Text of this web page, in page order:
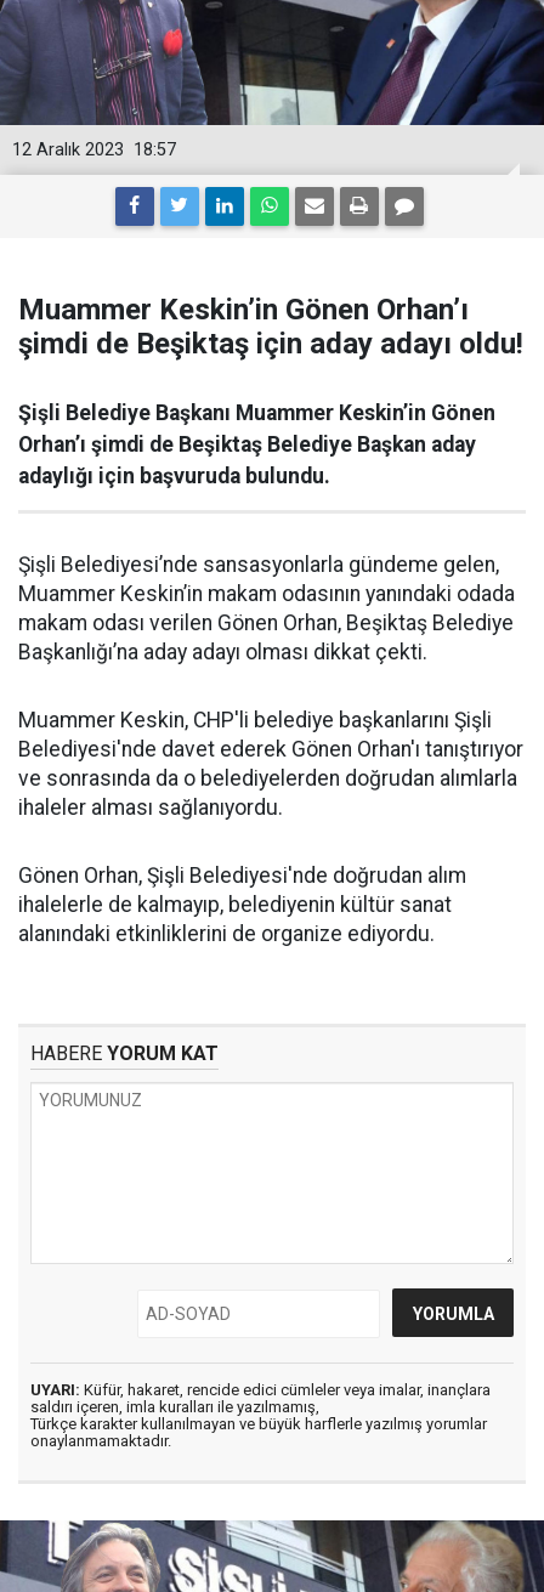
18:57
12 Aralık 2023
Muammer Keskin’in Gönen Orhan’ı
şimdi de Beşiktaş için aday adayı oldu!
Şişli Belediye Başkanı Muammer Keskin’in Gönen
Orhan’ı şimdi de Beşiktaş Belediye Başkan aday
adaylığı için başvuruda bulundu.
Şişli Belediyesi’nde sansasyonlarla gündeme gelen,
Muammer Keskin’in makam odasının yanındaki odada
makam odası verilen Gönen Orhan, Beşiktaş Belediye
Başkanlığı’na aday adayı olması dikkat çekti.
Muammer Keskin, CHP'li belediye başkanlarını Şişli
Belediyesi'nde davet ederek Gönen Orhan'ı tanıştırıyor
ve sonrasında da o belediyelerden doğrudan alımlarla
ihaleler alması sağlanıyordu.
Gönen Orhan, Şişli Belediyesi'nde doğrudan alım
ihalelerle de kalmayıp, belediyenin kültür sanat
alanındaki etkinliklerini de organize ediyordu.
HABERE YORUM KAT
UYARI: Küfür, hakaret, rencide edici cümleler veya imalar, inançlara
saldırı içeren, imla kuralları ile yazılmamış,
Türkçe karakter kullanılmayan ve büyük harflerle yazılmış yorumlar
onaylanmamaktadır.